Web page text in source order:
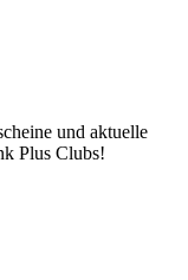
und aktuelle
Plus Clubs!